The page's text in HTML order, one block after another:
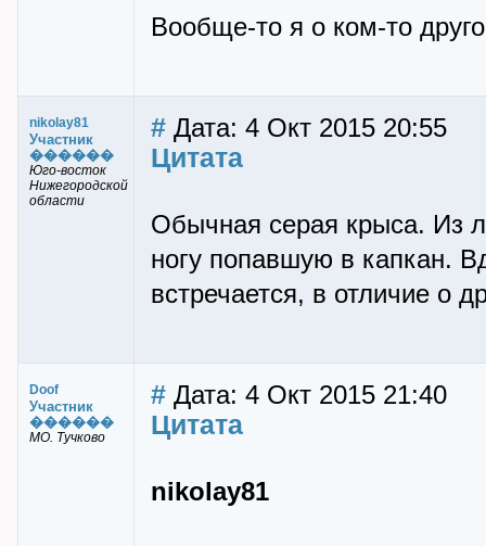
Вообще-то я о ком-то
nikolay81
Участник
������
Юго-восток
Нижегородской
области
# Дата: 4 Окт 2015 20:55
Цитата
Обычная серая крыса. Из
ногу попавшую в капкан.
встречается, в отличие о
Doof
Участник
������
МО. Тучково
# Дата: 4 Окт 2015 21:40
Цитата
nikolay81